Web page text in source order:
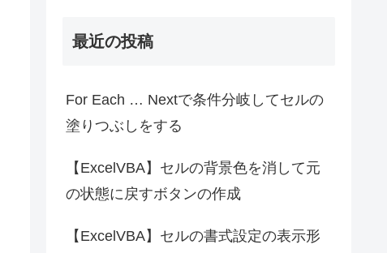
最近の投稿
For Each … Nextで条件分岐してセルの
塗りつぶしをする
【ExcelVBA】セルの背景色を消して元
の状態に戻すボタンの作成
【ExcelVBA】セルの書式設定の表示形